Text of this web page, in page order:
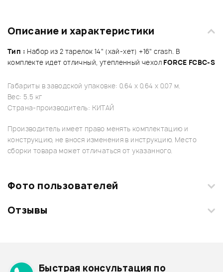
Описание и характеристики
Тип : Набор из 2 тарелок 14" (хай-хет) +16" crash. В
комплекте идет отличный, утепленный чехол FORCE FCBC-S
Габариты в заводской упаковке: 0.64 x 0.64 x 0.07 м.
Вес: 5.5 кг
Страна-производитель: КИТАЙ
Производитель имеет право менять комплектацию и
конструкцию, не внося изменения в инструкцию. Место
сборки товара может отличаться от указанного.
Фото пользователей
Загрузите свои фотографии купленного товара и получите
Отзывы
Архив товаров - дешевле
Быстрая консультация по